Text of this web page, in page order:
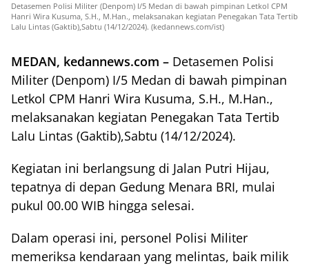
Detasemen Polisi Militer (Denpom) I/5 Medan di bawah pimpinan Letkol CPM
Hanri Wira Kusuma, S.H., M.Han., melaksanakan kegiatan Penegakan Tata Tertib
Lalu Lintas (Gaktib),Sabtu (14/12/2024). (kedannews.com/ist)
MEDAN, kedannews.com – Detasemen Polisi
Militer (Denpom) I/5 Medan di bawah pimpinan
Letkol CPM Hanri Wira Kusuma, S.H., M.Han.,
melaksanakan kegiatan Penegakan Tata Tertib
Lalu Lintas (Gaktib),Sabtu (14/12/2024).
Kegiatan ini berlangsung di Jalan Putri Hijau,
tepatnya di depan Gedung Menara BRI, mulai
pukul 00.00 WIB hingga selesai.
Dalam operasi ini, personel Polisi Militer
memeriksa kendaraan yang melintas, baik milik